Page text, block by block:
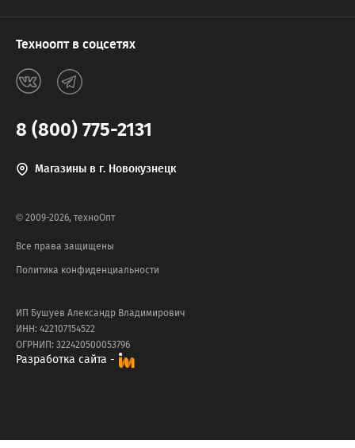
Техноопт в соцсетях
8 (800) 775-2131
Магазины в г. Новокузнецк
© 2009-2026, техноОпт
Все права защищены
Политика конфиденциальности
ИП Бушуев Александр Владимирович
ИНН: 422107154522
ОГРНИП: 322420500053796
Разработка сайта -